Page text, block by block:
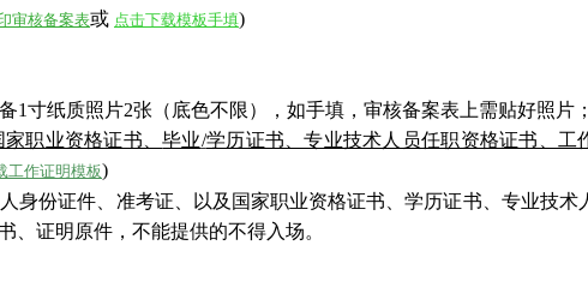
审核备案表或 点击下载模板手填)
1寸纸质照片2张（ 底色不限）
，如手填，审核备案表上需贴好照片；
家职业资格证书、毕业/学历证书、专业技术人员任职资格证书、工
工作证明模板)
身份证件、准考证、以及国家职业资格证书、学历证书、专业技术
、证明原件，不能提供的不得入场。